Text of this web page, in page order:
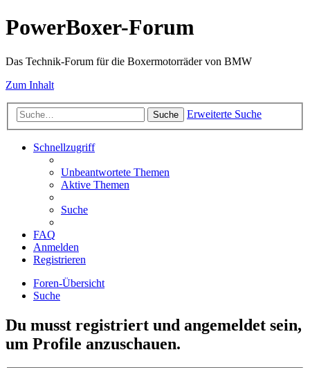
PowerBoxer-Forum
Das Technik-Forum für die Boxermotorräder von BMW
Zum Inhalt
Suche Erweiterte Suche
Schnellzugriff
Unbeantwortete Themen
Aktive Themen
Suche
FAQ
Anmelden
Registrieren
Foren-Übersicht
Suche
Du musst registriert und angemeldet sein,
um Profile anzuschauen.